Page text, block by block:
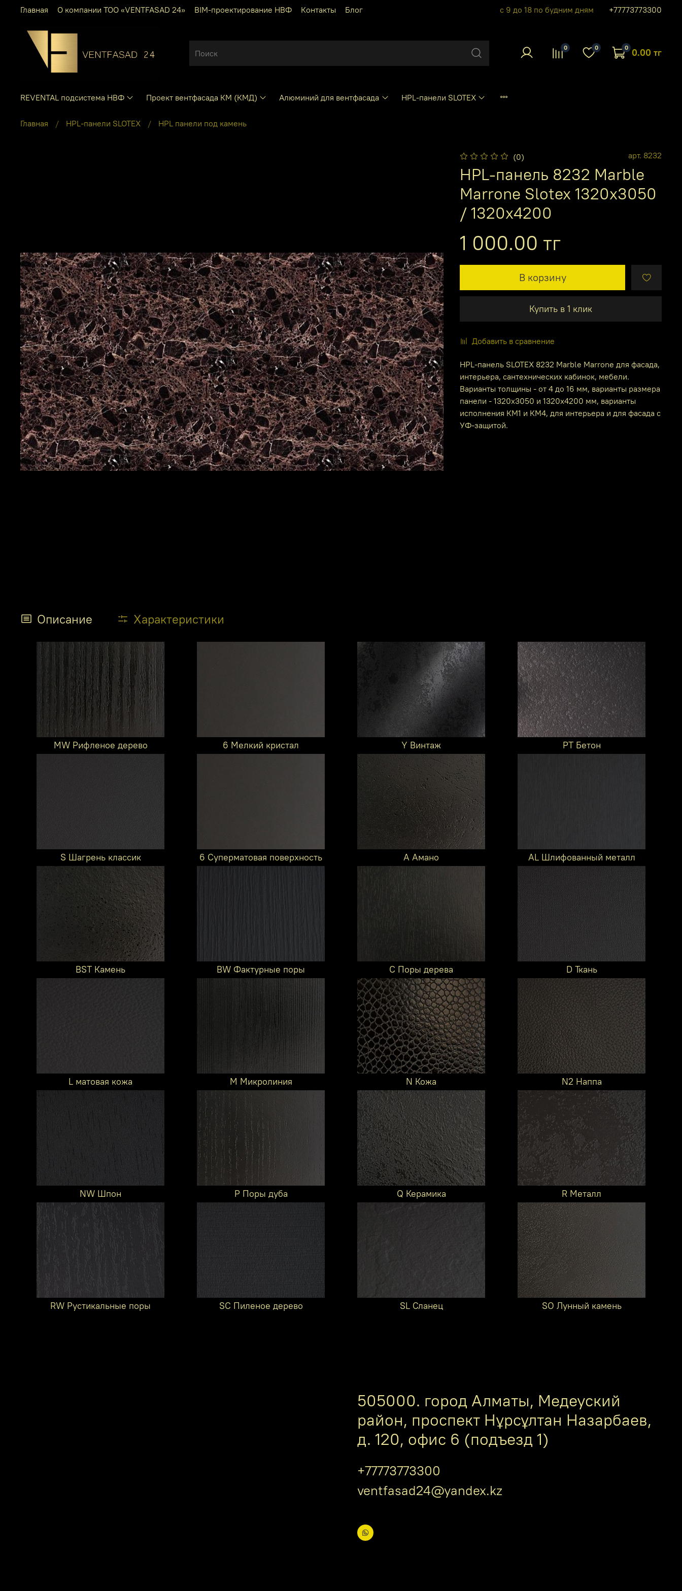
Главная О компании ТОО «VENTFASAD 24» BIM-проектирование НВФ Контакты Блог с 9 до 18 по будним дням +77773773300
0 0 0 0.00 тг
REVENTAL подсистема НВФ Проект вентфасада КМ (КМД) Алюминий для вентфасада HPL-панели SLOTEX
Главная HPL-панели SLOTEX HPL панели под камень
(0) арт. 8232
HPL-панель 8232 Marble
Marrone Slotex 1320х3050
/ 1320х4200
1 000.00 тг
В корзину
Купить в 1 клик
Добавить в сравнение
HPL-панель SLOTEX 8232 Marble Marrone для фасада,
интерьера, сантехнических кабинок, мебели.
Варианты толщины - от 4 до 16 мм, варианты размера
панели - 1320х3050 и 1320х4200 мм, варианты
исполнения КМ1 и КМ4, для интерьера и для фасада с
УФ-защитой.
Описание Характеристики
MW Рифленое дерево 6 Мелкий кристал Y Винтаж PT Бетон
S Шагрень классик 6 Суперматовая поверхность A Амано AL Шлифованный металл
BST Камень BW Фактурные поры C Поры дерева D Ткань
L матовая кожа M Микролиния N Кожа N2 Наппа
NW Шпон P Поры дуба Q Керамика R Металл
RW Рустикальные поры SC Пиленое дерево SL Сланец SO Лунный камень
505000. город Алматы, Медеуский
район, проспект Нұрсұлтан Назарбаев,
д. 120, офис 6 (подъезд 1)
+77773773300
ventfasad24@yandex.kz